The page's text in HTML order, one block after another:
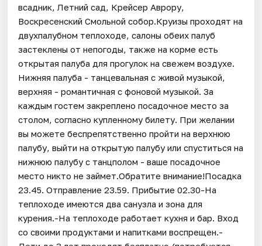
всадник, Летний сад, Крейсер Аврору,
Воскресенский Смольной собор.Круизы проходят на
двухпалубном теплоходе, салоны обеих палуб
застеклены от непогоды, также на корме есть
открытая палуба для прогулок на свежем воздухе.
Нижняя палуба - танцевальная с живой музыкой,
верхняя - романтичная с фоновой музыкой. За
каждым гостем закреплено посадочное место за
столом, согласно купленному билету. При желании
вы можете беспрепятственно пройти на верхнюю
палубу, выйти на открытую палубу или спуститься на
нижнюю палубу с танцполом - ваше посадочное
место никто не займет.Обратите внимание!Посадка
23.45. Отправление 23.59. Прибытие 02.30-На
теплоходе имеются два санузла и зона для
курения.-На теплоходе работает кухня и бар. Вход
со своими продуктами и напитками воспрещен.-